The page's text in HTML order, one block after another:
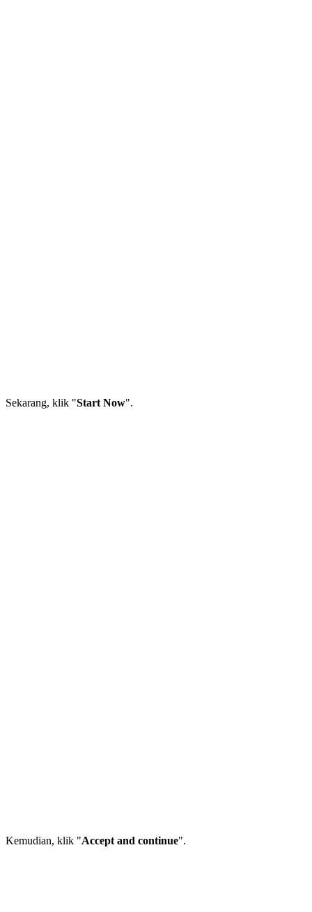
Sekarang, klik "Start Now".
Kemudian, klik "Accept and continue".